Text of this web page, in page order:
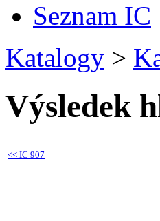
Seznam IC
Katalogy >
Výsledek
<< IC 907